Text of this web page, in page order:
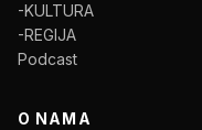
-KULTURA
-REGIJA
Podcast
O NAMA